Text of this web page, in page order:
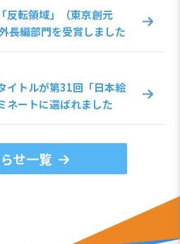
反転領域」（東京創元
長編部門を受賞しました
イトルが第31回「日本絵
ネートに選ばれました
せ一覧